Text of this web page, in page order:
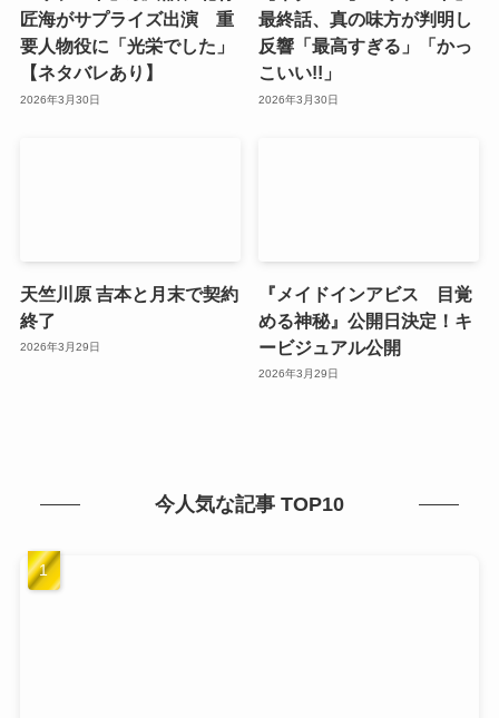
匠海がサプライズ出演 重
要人物役に「光栄でした」
【ネタバレあり】
2026年3月30日
最終話、真の味方が判明し
反響「最高すぎる」「かっ
こいい!!」
2026年3月30日
天竺川原 吉本と月末で契約
終了
2026年3月29日
『メイドインアビス 目覚
める神秘』公開日決定！キ
ービジュアル公開
2026年3月29日
今人気な記事 TOP10